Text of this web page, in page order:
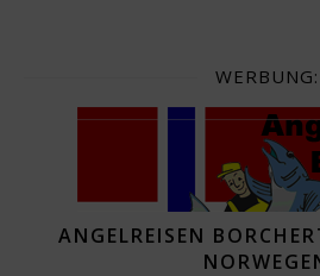
WERBUNG:
ANGELREISEN